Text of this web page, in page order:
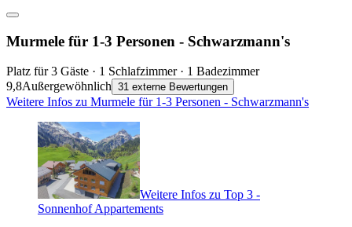
Murmele für 1-3 Personen - Schwarzmann's
Platz für 3 Gäste · 1 Schlafzimmer · 1 Badezimmer
9,8Außergewöhnlich 31 externe Bewertungen
Weitere Infos zu Murmele für 1-3 Personen - Schwarzmann's
Weitere Infos zu Top 3 -
Sonnenhof Appartements